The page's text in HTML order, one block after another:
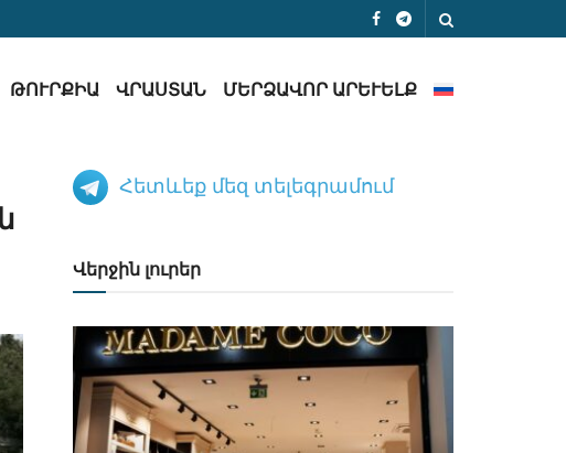
ԹՈՒՐՔԻԱ ՎՐԱՍՏԱՆ ՄԵՐՁԱՎՈՐ ԱՐԵՒԵԼՔ
Հետևեք մեզ տելեգրամում
Վերջին լուրեր